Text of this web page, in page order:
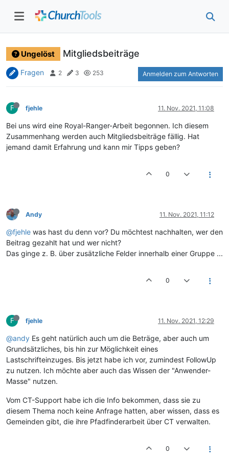
Ungelöst Mitgliedsbeiträge
Fragen 2 3 253 Anmelden zum Antworten
F fjehle 11. Nov. 2021, 11:08
Bei uns wird eine Royal-Ranger-Arbeit begonnen. Ich diesem
Zusammenhang werden auch Mitgliedsbeiträge fällig. Hat
jemand damit Erfahrung und kann mir Tipps geben?
0
Andy 11. Nov. 2021, 11:12
@fjehle was hast du denn vor? Du möchtest nachhalten, wer den
Beitrag gezahlt hat und wer nicht?
Das ginge z. B. über zusätzliche Felder innerhalb einer Gruppe ...
0
F fjehle 11. Nov. 2021, 12:29
@andy Es geht natürlich auch um die Beträge, aber auch um
Grundsätzliches, bis hin zur Möglichkeit eines
Lastschrifteinzuges. Bis jetzt habe ich vor, zumindest FollowUp
zu nutzen. Ich möchte aber auch das Wissen der "Anwender-
Masse" nutzen.
Vom CT-Support habe ich die Info bekommen, dass sie zu
diesem Thema noch keine Anfrage hatten, aber wissen, dass es
Gemeinden gibt, die ihre Pfadfinderarbeit über CT verwalten.
0